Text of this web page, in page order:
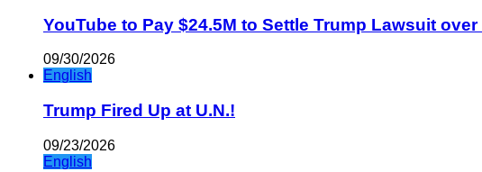
YouTube to Pay $24.5M to Settle Trump Lawsuit
09/30/2026
English
Trump Fired Up at U.N.!
09/23/2026
English